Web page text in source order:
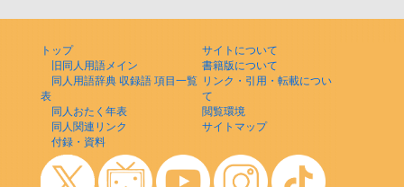
トップ
旧同人用語メイン
同人用語辞典 収録語 項目一覧
表
同人おたく年表
同人関連リンク
付録・資料
サイトについて
書籍版について
リンク・引用・転載につい
て
閲覧環境
サイトマップ